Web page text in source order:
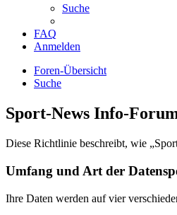
Suche
FAQ
Anmelden
Foren-Übersicht
Suche
Sport-News Info-
Diese Richtlinie beschreibt, wie
Umfang und Art der
Ihre Daten werden auf vier